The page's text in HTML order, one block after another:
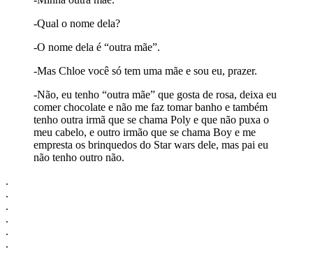
-Qual o nome dela?
-O nome dela é “outra mãe”.
-Mas Chloe você só tem uma mãe e sou eu, prazer.
-Não, eu tenho “outra mãe” que gosta de rosa, deixa eu
comer chocolate e não me faz tomar banho e também
tenho outra irmã que se chama Poly e que não puxa o
meu cabelo, e outro irmão que se chama Boy e me
empresta os brinquedos do Star wars dele, mas pai eu
não tenho outro não.
.
.
.
.
.
.